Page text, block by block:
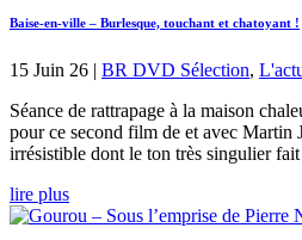
Baise-en-ville – Burlesque, touchant et chatoyant !
15 Juin 26 | BR DVD Sélection,
Séance de rattrapage à la maison
pour ce second film de et avec Martin
irrésistible dont le ton très singulier
lire plus